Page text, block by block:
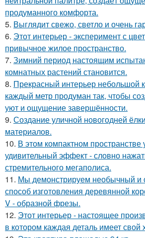
продуманного комфорта.
5. Выглядит свежо, светло и очень
6. Этот интерьер - эксперимент с
привычное жилое пространство.
7. Зимний период настоящим
комнатных растений становится.
8. Прекрасный интерьер небольшой
каждый метр продуман так, чтобы
уют и ощущение завершённости.
9. Создание уличной новогодней
материалов.
10. В этом компактном пространстве
удивительный эффект - словно
стремительного мегаполиса.
11. Мы демонстрируем необычный и
способ изготовления деревянной
V - образной фрезы.
12. Этот интерьер - настоящее
в котором каждая деталь имеет свой